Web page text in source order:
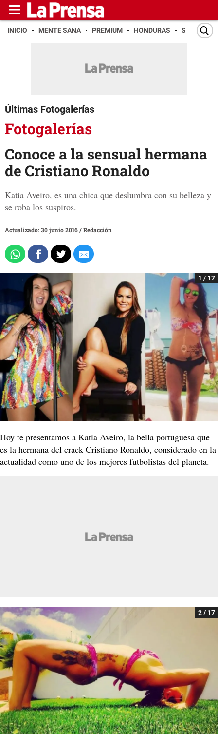
INICIO MENTE SANA PREMIUM HONDURAS SAN PEDRO
Últimas Fotogalerías
Fotogalerías
Conoce a la sensual hermana
de Cristiano Ronaldo
Katia Aveiro, es una chica que deslumbra con su belleza y
se roba los suspiros.
Actualizado: 30 junio 2016/Redacción
1 / 17
Hoy te presentamos a Katia Aveiro, la bella portuguesa que
es la hermana del crack Cristiano Ronaldo, considerado en la
actualidad como uno de los mejores futbolistas del planeta.
2 / 17